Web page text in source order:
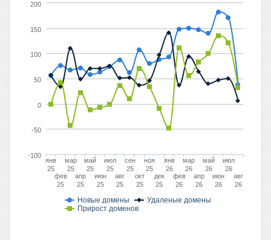
Новые домены
Удаленые домены
Прирост доменов
янв
25
фев
25
мар
25
апр
25
май
25
июн
25
июл
25
авг
25
сен
25
окт
25
ноя
25
дек
25
янв
26
фев
26
мар
26
апр
26
май
26
июн
26
июл
26
авг
26
-100
-50
0
50
100
150
200